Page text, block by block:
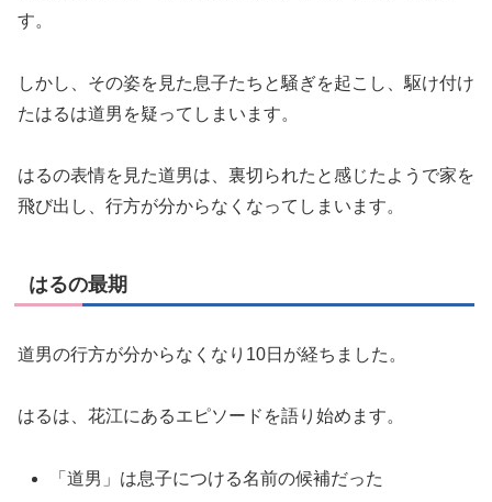
す。
しかし、その姿を見た息子たちと騒ぎを起こし、駆け付け
たはるは道男を疑ってしまいます。
はるの表情を見た道男は、裏切られたと感じたようで家を
飛び出し、行方が分からなくなってしまいます。
はるの最期
道男の行方が分からなくなり10日が経ちました。
はるは、花江にあるエピソードを語り始めます。
「道男」は息子につける名前の候補だった